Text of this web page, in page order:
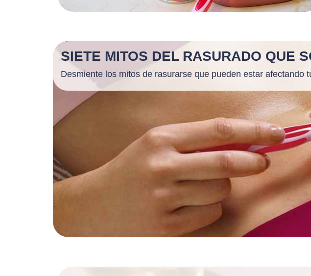
SIETE MITOS DEL RASURADO QUE
Desmiente los mitos de rasurarse que pueden estar afectando